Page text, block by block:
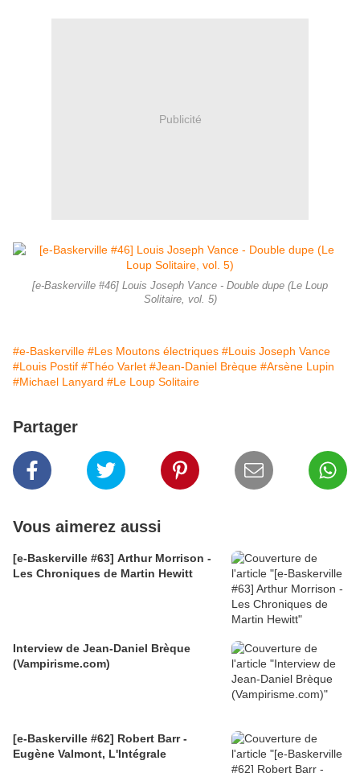
Publicité
[e-Baskerville #46] Louis Joseph Vance - Double dupe (Le Loup
Solitaire, vol. 5)
#e-Baskerville #Les Moutons électriques #Louis Joseph Vance
#Louis Postif #Théo Varlet #Jean-Daniel Brèque #Arsène Lupin
#Michael Lanyard #Le Loup Solitaire
Partager
Vous aimerez aussi
[e-Baskerville #63] Arthur Morrison -
Les Chroniques de Martin Hewitt
Interview de Jean-Daniel Brèque
(Vampirisme.com)
[e-Baskerville #62] Robert Barr -
Eugène Valmont, L'Intégrale